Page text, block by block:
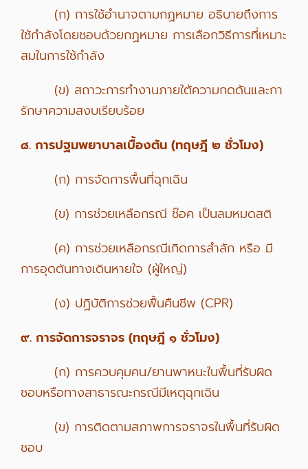
(ก) การใช้อำนาจตามกฏหมาย อธิบายถึงการ
ใช้กำลังโดยชอบด้วยกฏหมาย การเลือกวิธีการที่เหมาะ
สมในการใช้กำลัง
(ข) สถาวะการทำงานภายใต้ความกดดันและกา
รักษาความสงบเรียบร้อย
๘. การปฐมพยาบาลเบื้องต้น (ทฤษฎี ๒ ชั่วโมง)
(ก) การจัดการพื้นที่ฉุกเฉิน
(ข) การช่วยเหลือกรณี ช๊อค เป็นลมหมดสติ
(ค) การช่วยเหลือกรณีเกิดการสำลัก หรือ มี
การอุดตันทางเดินหายใจ (ผู้ใหญ่)
(ง) ปฏิบัติการช่วยฟื้นคืนชีพ (CPR)
๙. การจัดการจราจร (ทฤษฎี ๑ ชั่วโมง)
(ก) การควบคุมคน/ยานพาหนะในพื้นที่รับผิด
ชอบหรือทางสาธารณะกรณีมีเหตุฉุกเฉิน
(ข) การติดตามสภาพการจราจรในพื้นที่รับผิด
ชอบ